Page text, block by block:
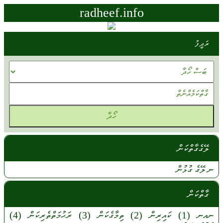
radheef.info
ރަދީފު
ލޭގެގާތްކަން
ނލޭގެ ގުޅުން
ގާތްކަން
ނއނ (1) ކައިރިން (2) ތިމާގެކަން (3) ރަޙުމަތްތެރިކަން (4)